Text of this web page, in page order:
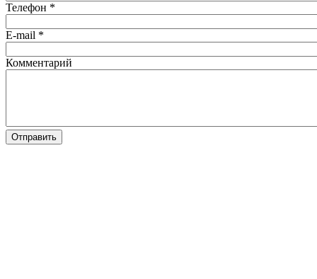
Телефон *
E-mail *
Комментарий